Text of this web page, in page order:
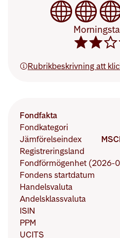
Rubrikbeskrivning att
Fondfakta
Fondkategori
Jämförelseindex
Registreringsland
Fondförmögenhet (2026-
Fondens startdatum
Handelsvaluta
Andelsklassvaluta
ISIN
PPM
UCITS